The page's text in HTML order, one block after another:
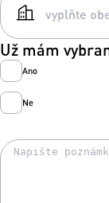
Už mám
Ano
Ne